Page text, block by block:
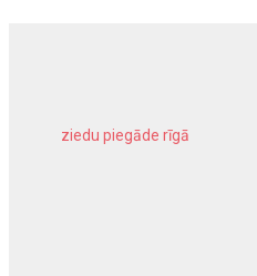
ziedu piegāde rīgā